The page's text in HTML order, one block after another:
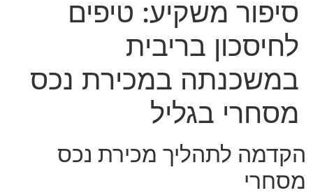
סיפור משקיע: טיפים
לחיסכון בריבית
במשכנתה במכירת נכס
מסחרי בגליל
הקדמה לתהליך מכירת נכס
מסחרי